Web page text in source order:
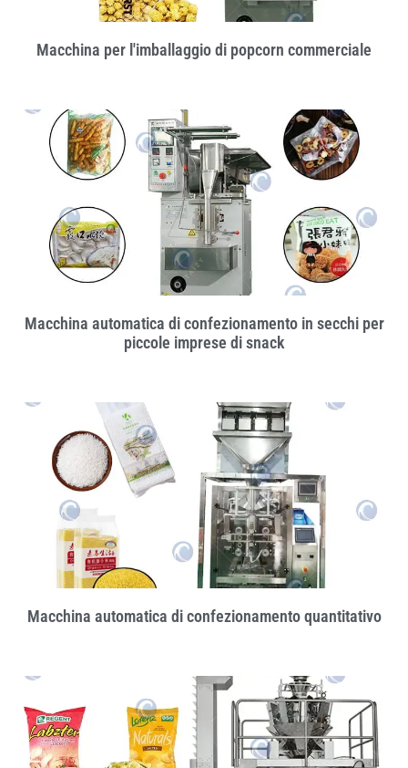
Macchina per l'imballaggio di popcorn commerciale
Macchina automatica di confezionamento in secchi per
piccole imprese di snack
Macchina automatica di confezionamento quantitativo